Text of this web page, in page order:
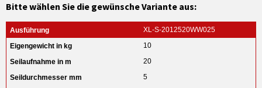
Bitte wählen Sie die gewünsche Variante aus:
XL-S-2012520WW025
10
20
5